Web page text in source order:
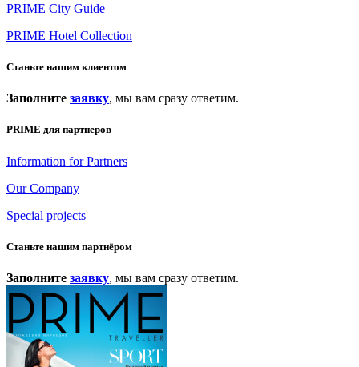
PRIME City Guide
PRIME Hotel Collection
Станьте нашим клиентом
Заполните заявку, мы вам сразу ответим.
PRIME для партнеров
Information for Partners
Our Company
Special projects
Станьте нашим партнёром
Заполните заявку, мы вам сразу ответим.